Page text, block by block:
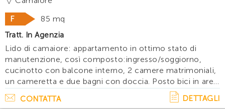
F
85 mq
Tratt. In Agenzia
Lido di camaiore: appartamento in ottimo stato di
manutenzione, così composto:ingresso/soggiorno,
cucinotto con balcone interno, 2 camere matrimoniali,
un cameretta e due bagni con doccia. Posto bici in area
condominialeubicato a 50 m dal mare e vicino a tutti i
servizi. Accessori: lavatrice, lava. . .
CONTATTA DETTAGLI